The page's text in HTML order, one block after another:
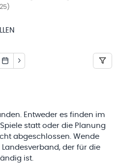
Entweder es finden im
statt oder die Planung
abgeschlossen. Wende
der für die
ist.